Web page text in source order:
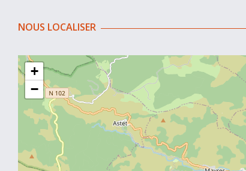
NOUS LOCALISER
+
−